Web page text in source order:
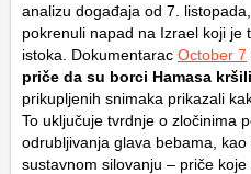
analizu događaja od 7.
pokrenuli napad na Izrael koji je
istoka. Dokumentarac October 7
priče da su borci Hamasa
prikupljenih snimaka prikazali
To uključuje tvrdnje o zločinima
odrubljivanja glava bebama,
sustavnom silovanju – priče